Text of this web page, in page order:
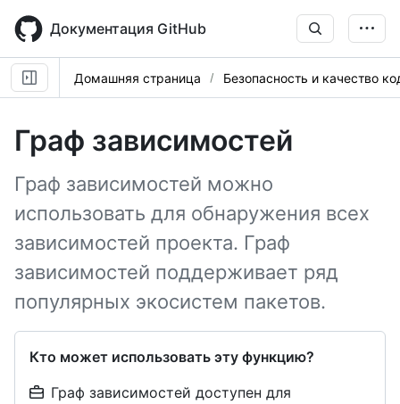
main
content
Документация GitHub
Домашняя страница Безопасность и качество
Граф зависимостей
Граф зависимостей можно
использовать для обнаружения всех
зависимостей проекта. Граф
зависимостей поддерживает ряд
популярных экосистем пакетов.
Кто может использовать эту функцию?
Граф зависимостей доступен для